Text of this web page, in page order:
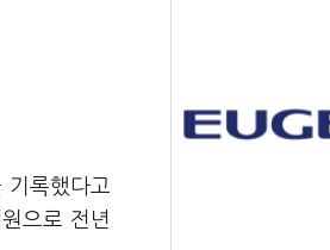
록했다고
으로 전년